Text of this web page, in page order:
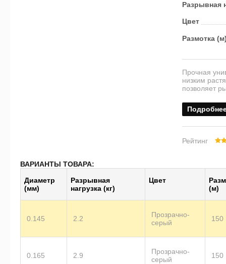
Разрывная
Цвет
Размотка
Прочная
низким
позволяет
Рейтинг
ВАРИАНТЫ ТОВАРА:
Диаметр
(мм)
Разрывная
нагрузка (кг)
Цвет
(м)
0.145 2.2
Прозрачно-
серый
150
0.165 2.9
Прозрачно-
серый
150